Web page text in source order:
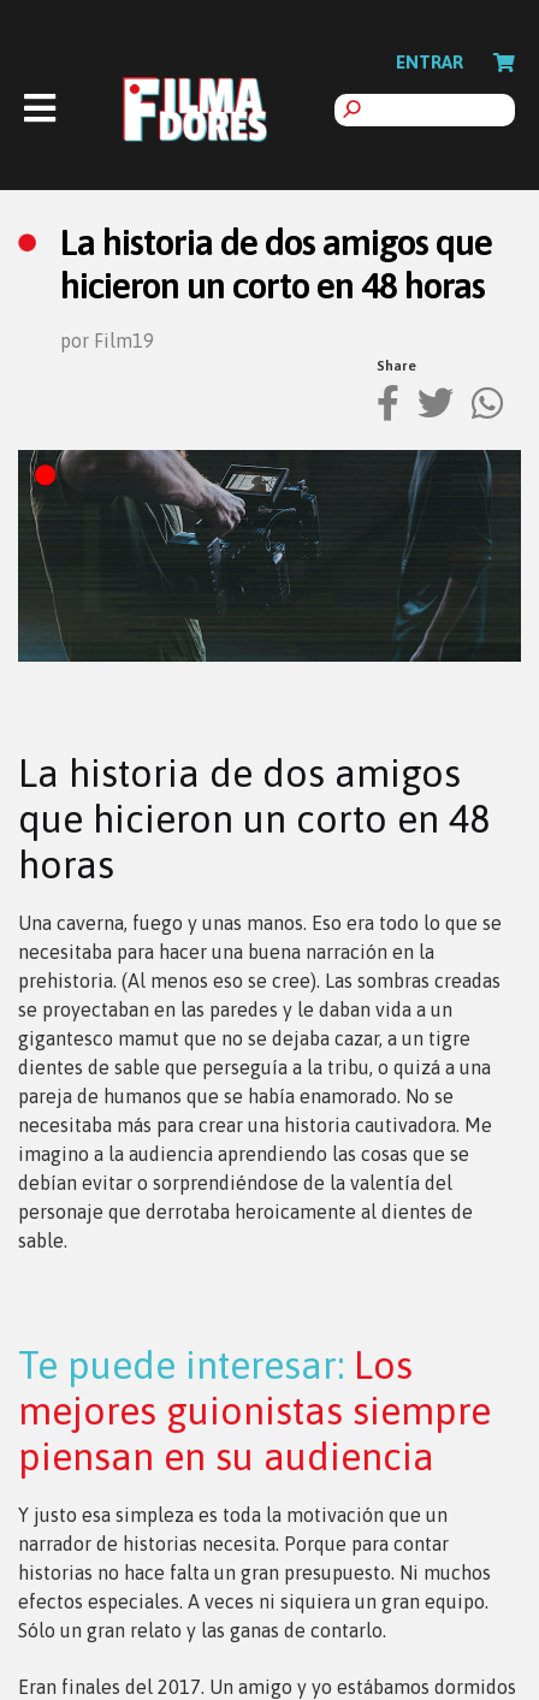
ENTRAR
La historia de dos amigos que
hicieron un corto en 48 horas
por Film19
Share
La historia de dos amigos
que hicieron un corto en 48
horas
Una caverna, fuego y unas manos. Eso era todo lo que se
necesitaba para hacer una buena narración en la
prehistoria. (Al menos eso se cree). Las sombras creadas
se proyectaban en las paredes y le daban vida a un
gigantesco mamut que no se dejaba cazar, a un tigre
dientes de sable que perseguía a la tribu, o quizá a una
pareja de humanos que se había enamorado. No se
necesitaba más para crear una historia cautivadora. Me
imagino a la audiencia aprendiendo las cosas que se
debían evitar o sorprendiéndose de la valentía del
personaje que derrotaba heroicamente al dientes de
sable.
Te puede interesar: Los
mejores guionistas siempre
piensan en su audiencia
Y justo esa simpleza es toda la motivación que un
narrador de historias necesita. Porque para contar
historias no hace falta un gran presupuesto. Ni muchos
efectos especiales. A veces ni siquiera un gran equipo.
Sólo un gran relato y las ganas de contarlo.
Eran finales del 2017. Un amigo y yo estábamos dormidos